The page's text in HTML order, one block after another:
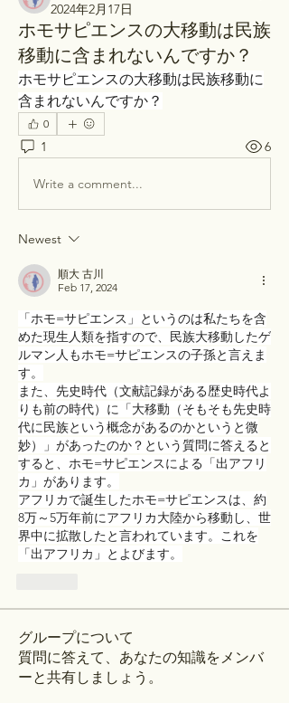
2024年2月17日
ホモサピエンスの大移動は民族
移動に含まれないんですか？
ホモサピエンスの大移動は民族移動に
含まれないんですか？
0
1 6
Write a comment...
Newest
順大 古川
Feb 17, 2024
「ホモ=サピエンス」というのは私たちを含
めた現生人類を指すので、民族大移動したゲ
ルマン人もホモ=サピエンスの子孫と言えま
す。
また、先史時代（文献記録がある歴史時代よ
りも前の時代）に「大移動（そもそも先史時
代に民族という概念があるのかというと微
妙）」があったのか？という質問に答えると
すると、ホモ=サピエンスによる「出アフリ
カ」があります。
アフリカで誕生したホモ=サピエンスは、約
8万～5万年前にアフリカ大陸から移動し、世
界中に拡散したと言われています。これを
「出アフリカ」とよびます。
グループについて
質問に答えて、あなたの知識をメンバ
ーと共有しましょう。